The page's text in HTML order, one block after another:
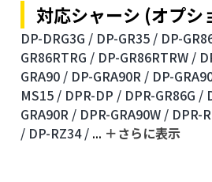
対応シャーシ (オプシ
DP-DRG3G / DP-GR35 / DP-
GR86RTRG / DP-GR86RTRW /
GRA90 / DP-GRA90R / DP-
MS15 / DPR-DP / DPR-GR86G /
GRA90R / DPR-GRA90W / DPR-
/ DP-RZ34 / ... ＋さらに表⽰